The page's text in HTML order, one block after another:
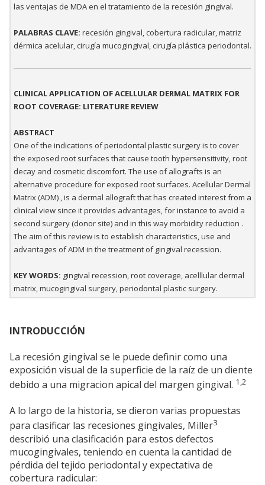
las ventajas de MDA en el tratamiento de la recesión gingival.
PALABRAS CLAVE: recesión gingival, cobertura radicular, matriz
dérmica acelular, cirugía mucogingival, cirugía plástica periodontal.
CLINICAL APPLICATION OF ACELLULAR DERMAL MATRIX FOR
ROOT COVERAGE: LITERATURE REVIEW
ABSTRACT
One of the indications of periodontal plastic surgery is to cover
the exposed root surfaces that cause tooth hypersensitivity, root
decay and cosmetic discomfort. The use of allografts is an
alternative procedure for exposed root surfaces. Acellular Dermal
Matrix (ADM) , is a dermal allograft that has created interest from a
clinical view since it provides advantages, for instance to avoid a
second surgery (donor site) and in this way morbidity reduction .
The aim of this review is to establish characteristics, use and
advantages of ADM in the treatment of gingival recession.
KEY WORDS: gingival recession, root coverage, acelllular dermal
matrix, mucogingival surgery, periodontal plastic surgery.
INTRODUCCIÓN
La recesión gingival se le puede definir como una
exposición visual de la superficie de la raíz de un diente
debido a una migracion apical del margen gingival. 1,2
A lo largo de la historia, se dieron varias propuestas
para clasificar las recesiones gingivales, Miller3
describió una clasificación para estos defectos
mucogingivales, teniendo en cuenta la cantidad de
pérdida del tejido periodontal y expectativa de
cobertura radicular: